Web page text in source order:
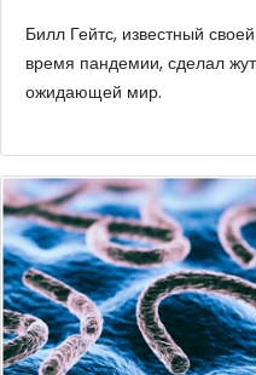
Билл Гейтс, известный
время пандемии, сделал
ожидающей мир.